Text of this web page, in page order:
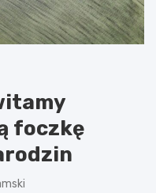
foczkę